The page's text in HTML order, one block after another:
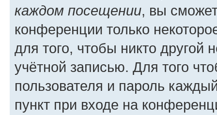
каждом посещении, вы
конференции только
для того, чтобы никто другой
учётной записью. Для того
пользователя и пароль
пункт при входе на